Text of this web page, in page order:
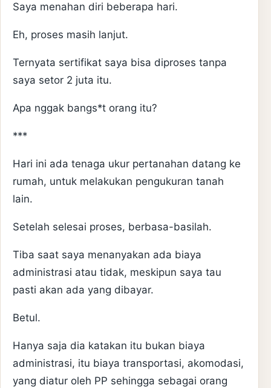
Saya menahan diri beberapa hari.
Eh, proses masih lanjut.
Ternyata sertifikat saya bisa diproses tanpa
saya setor 2 juta itu.
Apa nggak bangs*t orang itu?
***
Hari ini ada tenaga ukur pertanahan datang ke
rumah, untuk melakukan pengukuran tanah
lain.
Setelah selesai proses, berbasa-basilah.
Tiba saat saya menanyakan ada biaya
administrasi atau tidak, meskipun saya tau
pasti akan ada yang dibayar.
Betul.
Hanya saja dia katakan itu bukan biaya
administrasi, itu biaya transportasi, akomodasi,
yang diatur oleh PP sehingga sebagai orang